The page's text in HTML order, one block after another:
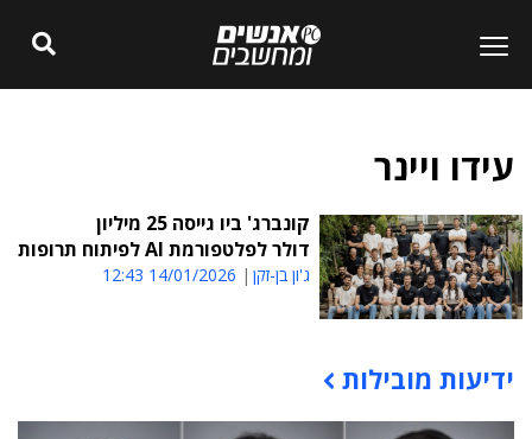
עידו ויינר
קונברג' ביו גייסה 25 מיליון
דולר לפלטפורמת AI לפיתוח תרופות
ג'ון בן-זקן 14/01/2026 12:43
תוכן פרסומי
ידיעות מובילות